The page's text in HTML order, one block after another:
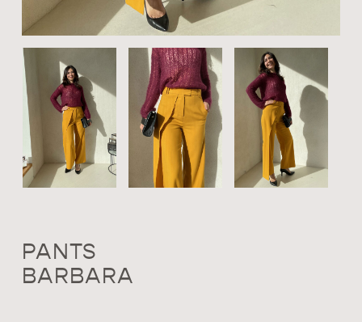
PANTS
BARBARA